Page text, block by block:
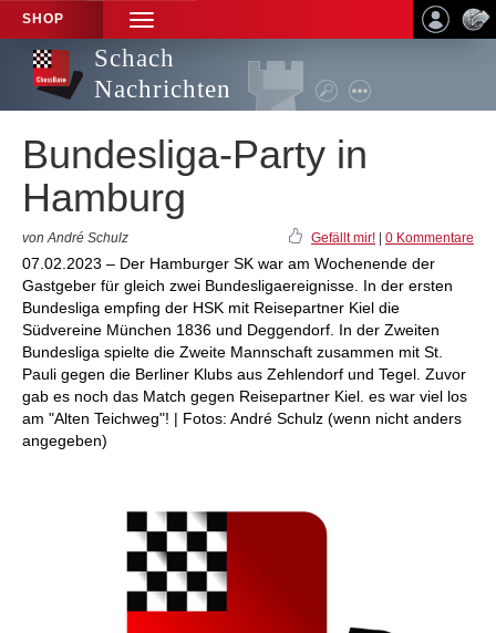
SHOP
TOGGLE
NAVIGATION
Schach
Nachrichten
Bundesliga-Party in
Hamburg
von André Schulz Gefällt mir! 0 Kommentare
07.02.2023 – Der Hamburger SK war am Wochenende der
Gastgeber für gleich zwei Bundesligaereignisse. In der ersten
Bundesliga empfing der HSK mit Reisepartner Kiel die
Südvereine München 1836 und Deggendorf. In der Zweiten
Bundesliga spielte die Zweite Mannschaft zusammen mit St.
Pauli gegen die Berliner Klubs aus Zehlendorf und Tegel. Zuvor
gab es noch das Match gegen Reisepartner Kiel. es war viel los
am "Alten Teichweg"! | Fotos: André Schulz (wenn nicht anders
angegeben)